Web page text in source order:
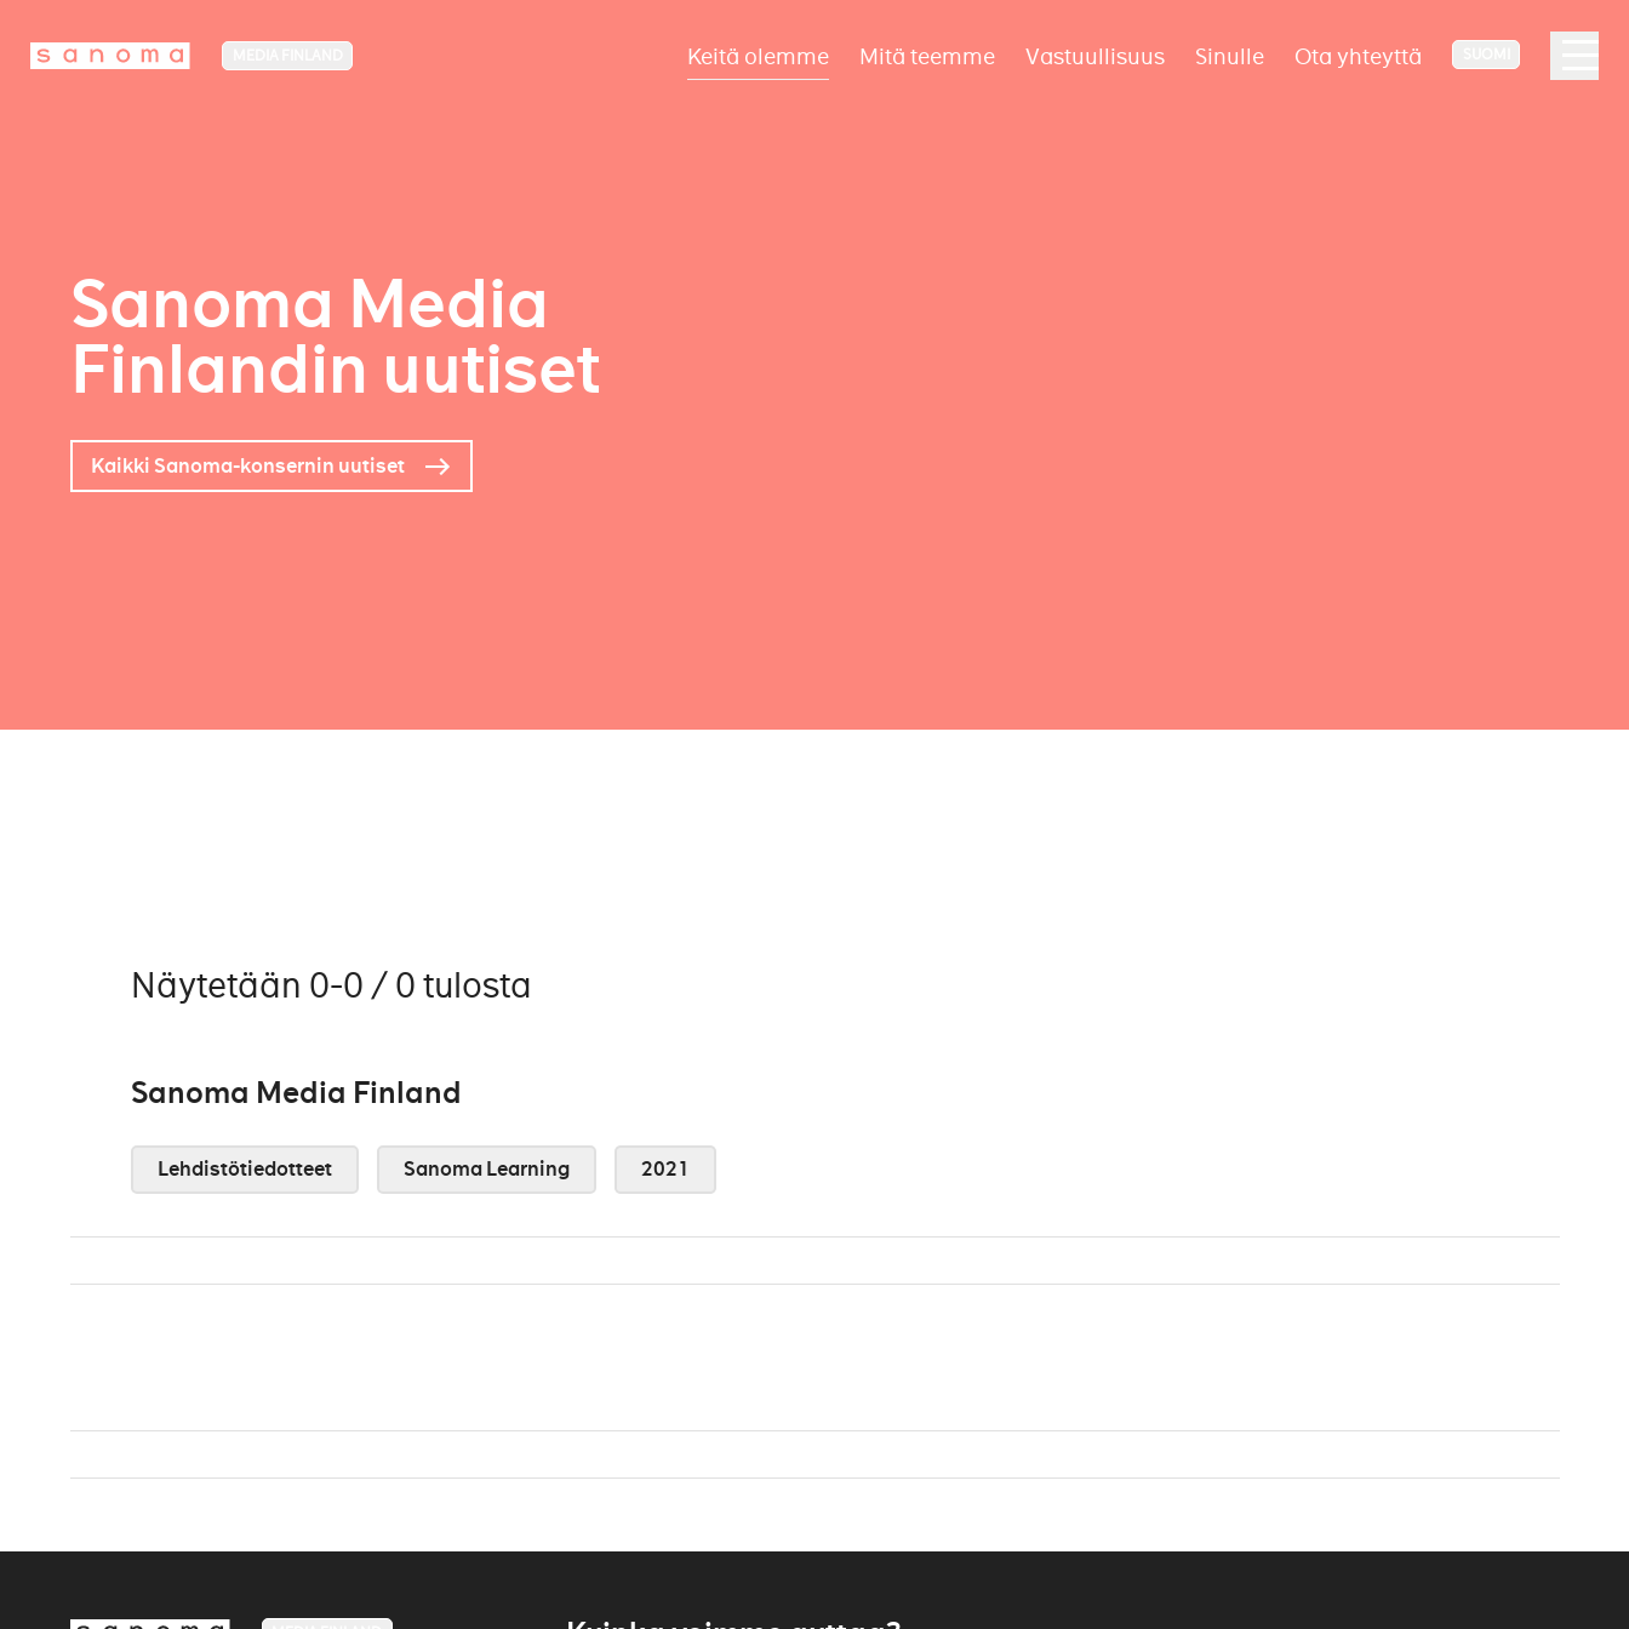
Keitä olemme Mitä teemme Vastuullisuus Sinulle Ota yhteyttä
Sanoma Media
Finlandin uutiset
Kaikki Sanoma-konsernin uutiset
Näytetään 0-0 / 0 tulosta
Sanoma Media Finland
Lehdistötiedotteet Sanoma Learning 2021